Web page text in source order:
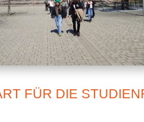
FÜR DIE